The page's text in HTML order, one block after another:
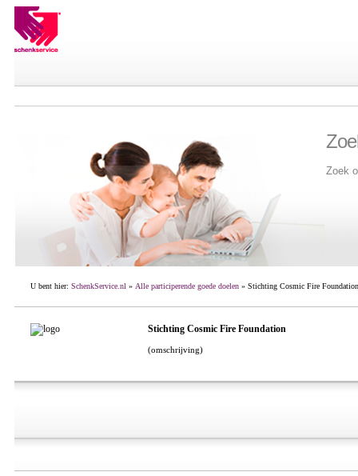
Zoek
U bent hier: SchenkService.nl » Alle participerende goede doelen» Stichting Cosmic Fire Foundation
Stichting Cosmic Fire Foundation
(omschrijving)